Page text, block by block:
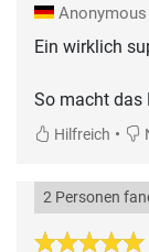
Anonymous
Ein wirklich
So macht das
Hilfreich •
2 Personen